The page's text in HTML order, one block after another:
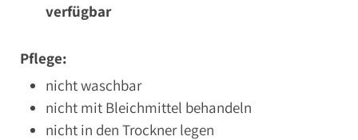
verfügbar
Pflege:
nicht waschbar
nicht mit Bleichmittel behandeln
nicht in den Trockner legen